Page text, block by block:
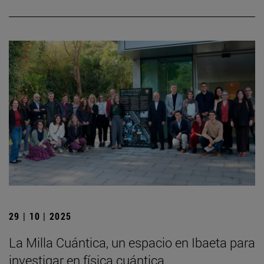
29 | 10 | 2025
La Milla Cuántica, un espacio en Ibaeta para
investigar en física cuántica